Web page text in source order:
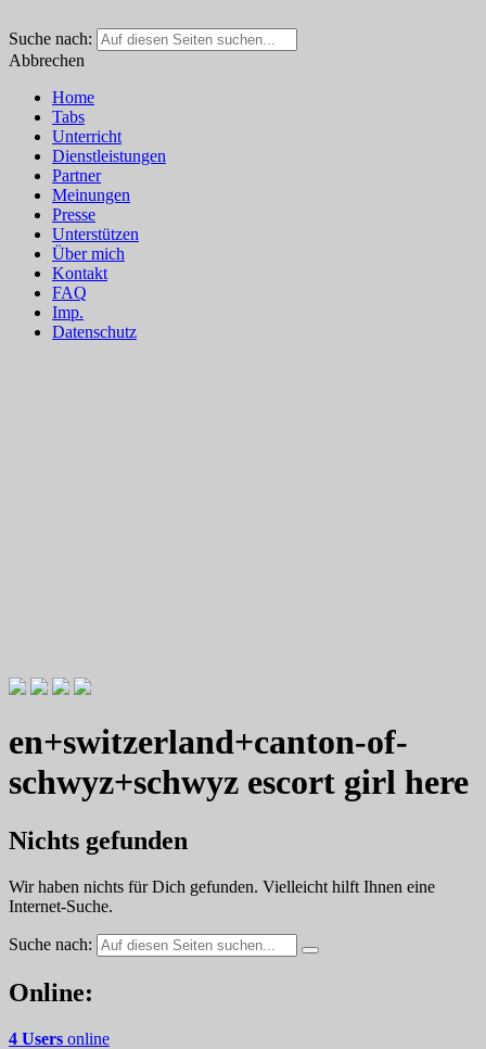
Suche nach:
Abbrechen
Home
Tabs
Unterricht
Dienstleistungen
Partner
Meinungen
Presse
Unterstützen
Über mich
Kontakt
FAQ
Imp.
Datenschutz
Willkommen zu Christians How
To Plays
en+switzerland+canton-of-
schwyz+schwyz escort girl here
Nichts gefunden
Wir haben nichts für Dich gefunden. Vielleicht hilft Ihnen eine
Internet-Suche.
Suche nach:
Online:
4 Users online